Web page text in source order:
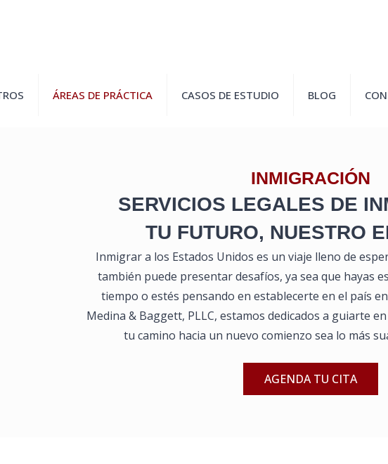
ÁREAS DE PRÁCTICA CASOS DE ESTUDIO BLOG
INMIGRACIÓN
SERVICIOS LEGALES DE
TU FUTURO, NUESTRO
Inmigrar a los Estados Unidos es un viaje lleno de
también puede presentar desafíos, ya sea que hayas
tiempo o estés pensando en establecerte en el país
Medina & Baggett, PLLC, estamos dedicados a guiarte
tu camino hacia un nuevo comienzo sea lo más
AGENDA TU CITA